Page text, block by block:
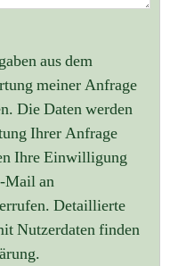
aus dem
meiner Anfrage
Die Daten werden
Ihrer Anfrage
Ihre Einwilligung
Mail an
Detaillierte
Nutzerdaten finden